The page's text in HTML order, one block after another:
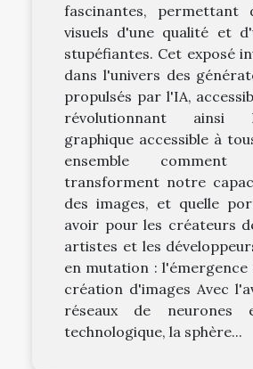
fascinantes, permettant
visuels d'une qualité et
stupéfiantes. Cet exposé
dans l'univers des
propulsés par l'IA,
révolutionnant ainsi
graphique accessible à
ensemble
transforment notre
des images, et quelle
avoir pour les créateurs
artistes et les
en mutation : l'émergence
création d'images Avec
réseaux de neurones
technologique, la sphère...